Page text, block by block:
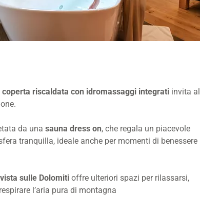
riscaldata con idromassaggi integrati invita al
da una sauna dress on, che regala un piacevole
tranquilla, ideale anche per momenti di benessere
sulle Dolomiti offre ulteriori spazi per rilassarsi,
l’aria pura di montagna